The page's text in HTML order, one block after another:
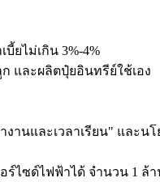
ยไม่เกิน 3%-4%
และผลิตปุ๋ยอินทรีย์ใช้เอง
และเวลาเรียน" และนโย
ร์ไซด์ไฟฟ้าได้ จำนวน 1 ล้